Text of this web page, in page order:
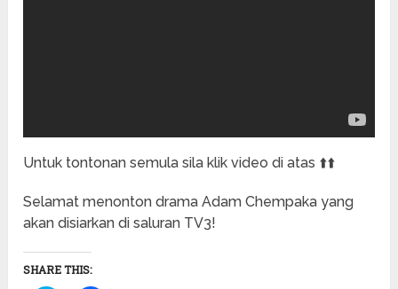
Untuk tontonan semula sila klik video di atas ⬆️⬆️
Selamat menonton drama Adam Chempaka yang
akan disiarkan di saluran TV3!
SHARE THIS: